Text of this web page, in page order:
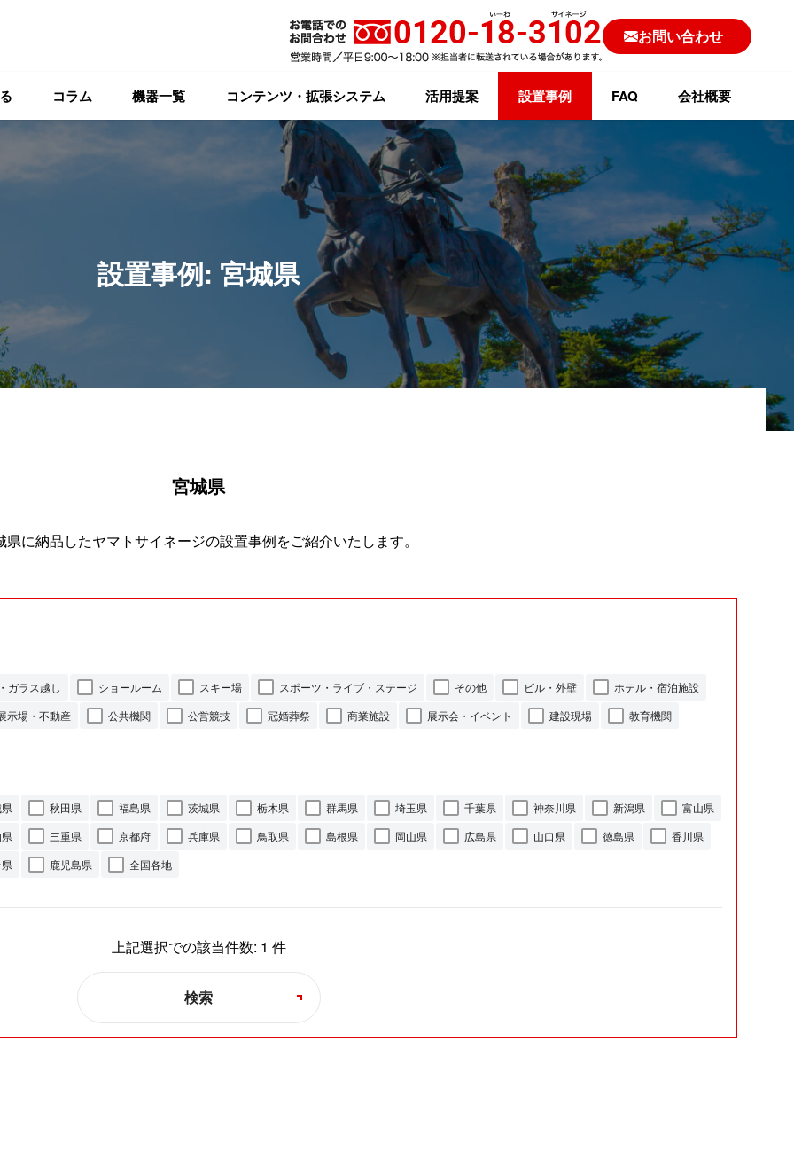
お問い合わせ
コラム 機器一覧 コンテンツ・拡張システム 活用提案 設置事例 FAQ 会社概要
設置事例: 宮城県
宮城県
県に納品したヤマトサイネージの設置事例をご紹介いたします。
ガラス越し ショールーム スキー場 スポーツ・ライブ・ステージ その他 ビル・外壁
ホテル・宿泊施設
示場・不動産
公共機関 公営競技 冠婚葬祭 商業施設 展示会・イベント 建設現場 教育機関
秋田県 福島県 茨城県 栃木県 群馬県 埼玉県 千葉県 神奈川県 新潟県
富山県
三重県 京都府 兵庫県 鳥取県 島根県 岡山県 広島県 山口県 徳島県
香川県
鹿児島県 全国各地
上記選択での該当件数: 1 件
検索